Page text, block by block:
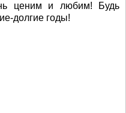
ценим и любим! Будь
долгие годы!